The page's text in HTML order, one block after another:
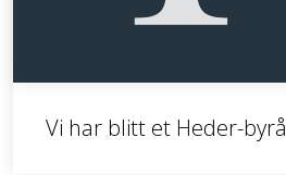
Vi har blitt et Heder-byrå